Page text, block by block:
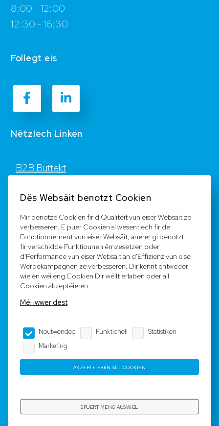
8:00 - 12:00
12:30 - 16:30
Follegt eis
Nëtzlech Linken
B2B Buttekt
Registréieren
Equipe
Legal Notice
Impressum
Dateschutz
3W.LU
Dës Websäit benotzt Cookien
Mir benotze Cookien fir d'Qualitéit vun eiser Websäit ze
verbesseren. E puer Cookien si wesentlech fir de
Fonctionnement vun eiser Websäit, anerer gi benotzt
fir verschidde Funktiounen ëmzesetzen oder
d'Performance vun eiser Websäit an d'Effizienz vun eise
Werbekampagnen ze verbesseren. Dir kënnt entweder
wielen wéi eng Cookien Dir wëllt erlaben oder all
Cookien akzeptéieren.
Méi iwwer dëst
Noutwendeg Funktionell
Statistiken
Marketing
AKZEPTÉIEREN ALL COOKIEN
SPUERT MENG AUSWIEL